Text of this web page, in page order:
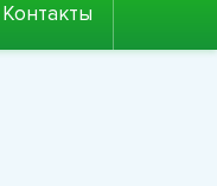
Контакты